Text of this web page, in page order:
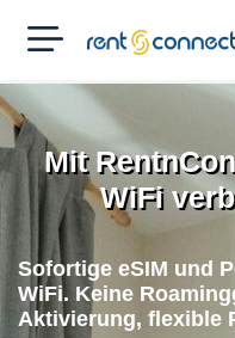
RENT'N
CONNECT
Mit
WiFi
Sofortige eSIM und
WiFi. Keine
Aktivierung, flexible